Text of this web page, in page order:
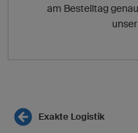
am Bestelltag
Exakte Logistik